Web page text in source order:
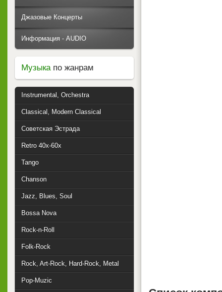
Джазовые Концерты
Информация - AUDIO
Музыкапо жанрам
Instrumental, Orchestra
Classical, Modern Classical
Советская Эстрада
Retro 40x-60x
Tango
Chanson
Jazz, Blues, Soul
Bossa Nova
Rock-n-Roll
Folk-Rock
Rock, Art-Rock, Hard-Rock, Metal
Pop-Muzic